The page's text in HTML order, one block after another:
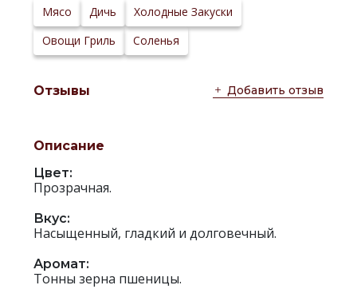
Мясо Дичь
Холодные Закуски
Овощи Гриль
Соленья
Отзывы Добавить отзыв
Описание
Цвет:
Прозрачная.
Вкус:
Насыщенный, гладкий и долговечный.
Аромат:
Тонны зерна пшеницы.